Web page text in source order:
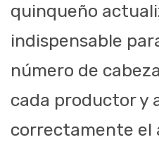
quinqueño
indispensable
número de
cada productor y
correctamente el